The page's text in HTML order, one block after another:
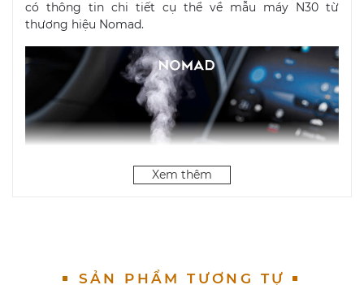
có thông tin chi tiết cụ thể về mẫu máy N30 từ
thương hiệu Nomad.​
Xem thêm
SẢN PHẨM TƯƠNG TỰ